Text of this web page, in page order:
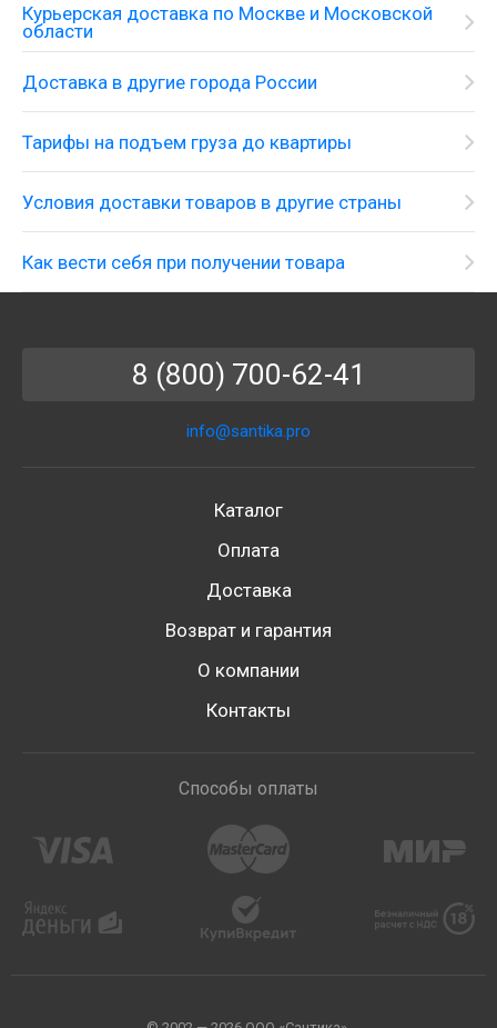
Курьерская доставка по Москве и Московской
области
Доставка в другие города России
Тарифы на подъем груза до квартиры
Условия доставки товаров в другие страны
Как вести себя при получении товара
8 (800) 700-62-41
info@santika.pro
Каталог
Оплата
Доставка
Возврат и гарантия
О компании
Контакты
Способы оплаты